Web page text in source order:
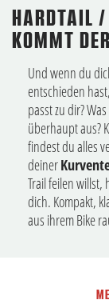
HARDTAIL
KOMMT
Und wenn du
entschieden
passt zu dir?
überhaupt aus?
findest du alles
deiner
Trail feilen willst,
dich. Kompakt,
aus ihrem Bike